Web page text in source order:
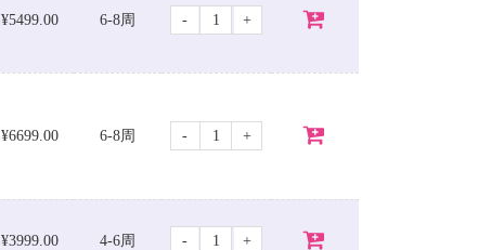
¥5499.00 6-8周 - +
¥6699.00 6-8周 - +
¥3999.00 4-6周 - +